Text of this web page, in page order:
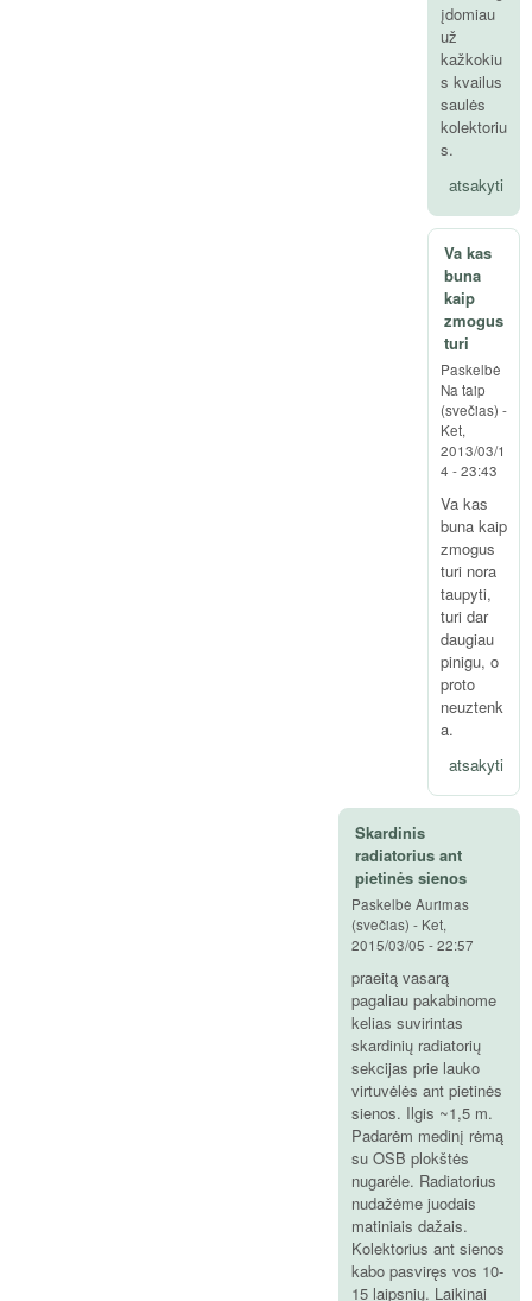
įdomiau
už
kažkokiu
s kvailus
saulės
kolektoriu
s.
atsakyti
Va kas
buna
kaip
zmogus
turi
Paskelbė
Na taip
(svečias) -
Ket,
2013/03/1
4 - 23:43
Va kas
buna kaip
zmogus
turi nora
taupyti,
turi dar
daugiau
pinigu, o
proto
neuztenk
a.
atsakyti
Skardinis
radiatorius ant
pietinės sienos
Paskelbė Aurimas
(svečias) - Ket,
2015/03/05 - 22:57
praeitą vasarą
pagaliau pakabinome
kelias suvirintas
skardinių radiatorių
sekcijas prie lauko
virtuvėlės ant pietinės
sienos. Ilgis ~1,5 m.
Padarėm medinį rėmą
su OSB plokštės
nugarėle. Radiatorius
nudažėme juodais
matiniais dažais.
Kolektorius ant sienos
kabo pasviręs vos 10-
15 laipsnių. Laikinai